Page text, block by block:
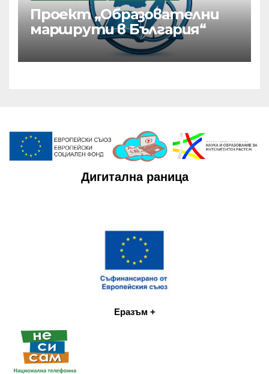
Проект „Образователни
маршрути в България“
Дигитална раница
Еразъм +